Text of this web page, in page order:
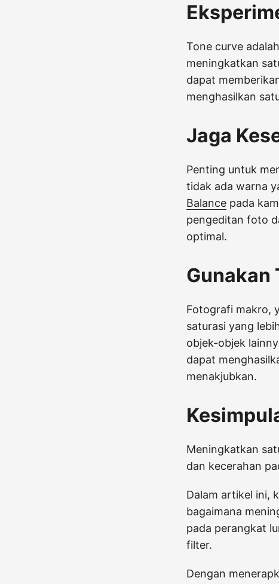
Tone curve
meningkatkan
dapat
menghasilkan
Jaga
Penting untuk
tidak ada warna
Balance pada
pengeditan foto
optimal.
Gunakan
Fotografi makro,
saturasi yang
objek-objek
dapat
menakjubkan.
Meningkatkan
dan kecerahan
Dalam artikel ini,
bagaimana
pada perangkat
filter.
Dengan